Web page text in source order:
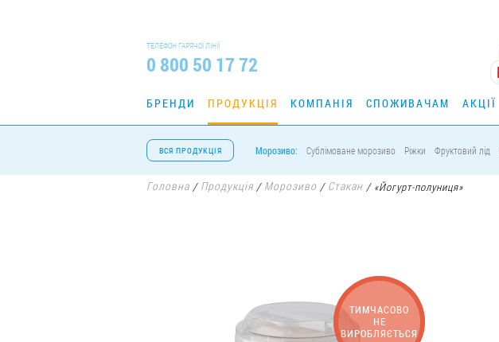
ТЕЛЕФОН ГАРЯЧОЇ ЛІНІЇ
0 800 50 17 72
БРЕНДИ ПРОДУКЦІЯ КОМПАНІЯ СПОЖИВАЧАМ АКЦІЇ
ВСЯ ПРОДУКЦІЯ Морозиво: Сублімоване морозиво Ріжки Фруктовий лід
Головна / Продукція / Морозиво / Стакан /«Йогурт-полуниця»
ТИМЧАСОВО
НЕ
ВИРОБЛЯЄТЬСЯ